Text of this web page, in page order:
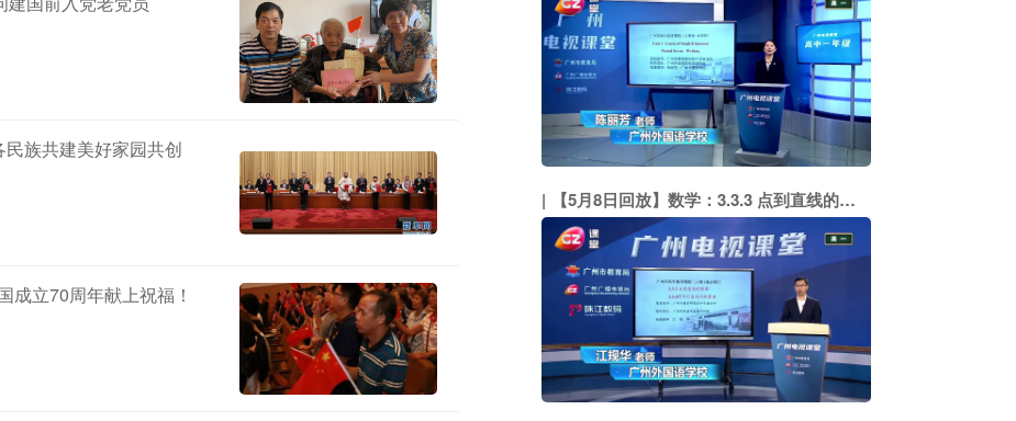
族共建美好家园共创
成立70周年献上祝福！
【5月8日回放】数学：3.3.3 点到直线的距离 3.3.4两平行直线间的距离（广州外国语学校 江规华）